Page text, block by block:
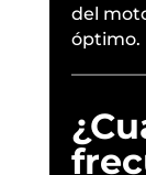
del
óptimo.